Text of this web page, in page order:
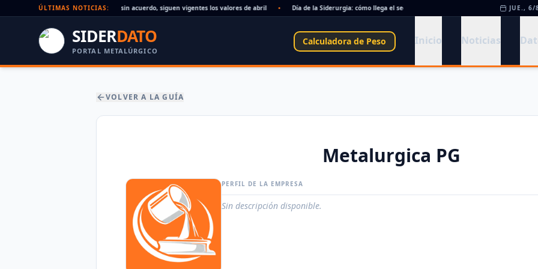
ÚLTIMAS NOTICIAS:
Paritaria UOM agosto 2026: sin acuerdo, siguen vigentes los valores de abril Día de la Siderurgia: cómo llega el sector al aniversario 78 del legado de Savio •
JUE., 6/
SIDERDATO
PORTAL METALÚRGICO
Calculadora de Peso Inicio Noticias
VOLVER A LA GUÍA
Metalurgica PG
PERFIL DE LA EMPRESA
Sin descripción disponible.